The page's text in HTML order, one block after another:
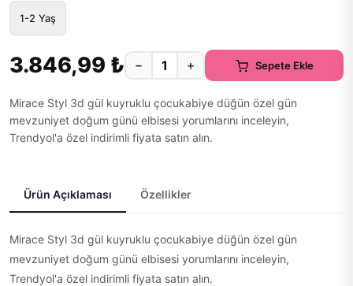
1-2 Yaş
3.846,99 ₺ − + Sepete Ekle
Mirace Styl 3d gül kuyruklu çocukabiye düğün özel gün
mevzuniyet doğum günü elbisesi yorumlarını inceleyin,
Trendyol'a özel indirimli fiyata satın alın.
Ürün Açıklaması Özellikler
Mirace Styl 3d gül kuyruklu çocukabiye düğün özel gün
mevzuniyet doğum günü elbisesi yorumlarını inceleyin,
Trendyol'a özel indirimli fiyata satın alın.